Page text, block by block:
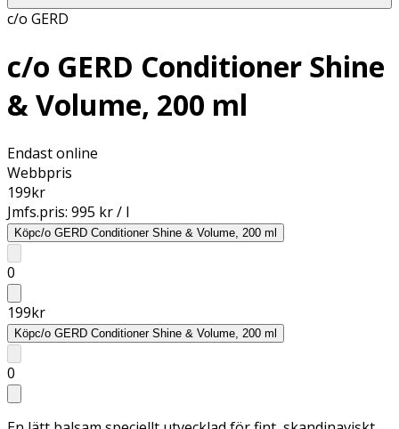
c/o GERD
c/o GERD Conditioner Shine
& Volume, 200 ml
Endast online
Webbpris
199kr
Jmfs.pris: 995 kr / l
Köpc/o GERD Conditioner Shine & Volume, 200 ml
0
199kr
Köpc/o GERD Conditioner Shine & Volume, 200 ml
0